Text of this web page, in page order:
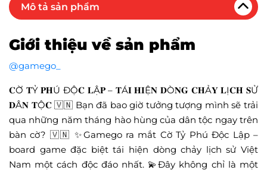
Mô tả sản phẩm
Giới thiệu về sản phẩm
@gamego_
𝐂Ờ 𝐓Ỷ 𝐏𝐇Ú ĐỘ𝐂 𝐋Ậ𝐏 – 𝐓Á𝐈 𝐇𝐈Ệ𝐍 𝐃Ò𝐍𝐆 𝐂𝐇Ả𝐘 𝐋Ị𝐂𝐇 𝐒Ử
𝐃Â𝐍 𝐓Ộ𝐂 🇻🇳 Bạn đã bao giờ tưởng tượng mình sẽ trải
qua những năm tháng hào hùng của dân tộc ngay trên
bàn cờ? 🇻🇳 ✨Gamego ra mắt Cờ Tỷ Phú Độc Lập –
board game đặc biệt tái hiện dòng chảy lịch sử Việt
Nam một cách độc đáo nhất. 💫Đây không chỉ là một